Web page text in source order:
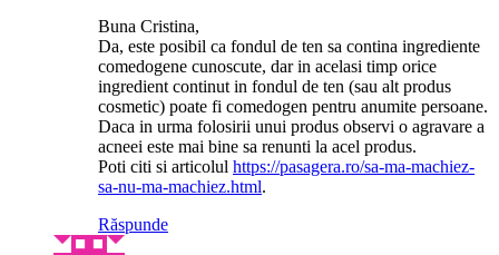
Buna Cristina,
Da, este posibil ca fondul de ten sa contina ingrediente
comedogene cunoscute, dar in acelasi timp orice
ingredient continut in fondul de ten (sau alt produs
cosmetic) poate fi comedogen pentru anumite persoane.
Daca in urma folosirii unui produs observi o agravare a
acneei este mai bine sa renunti la acel produs.
Poti citi si articolul https://pasagera.ro/sa-ma-machiez-
sa-nu-ma-machiez.html.
Răspunde